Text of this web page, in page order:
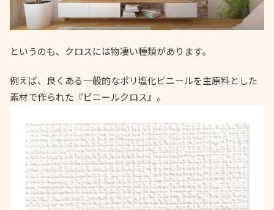
というのも、クロスには物凄い種類があります。
例えば、良くある一般的なポリ塩化ビニールを主原料とした
素材で作られた『ビニールクロス』。